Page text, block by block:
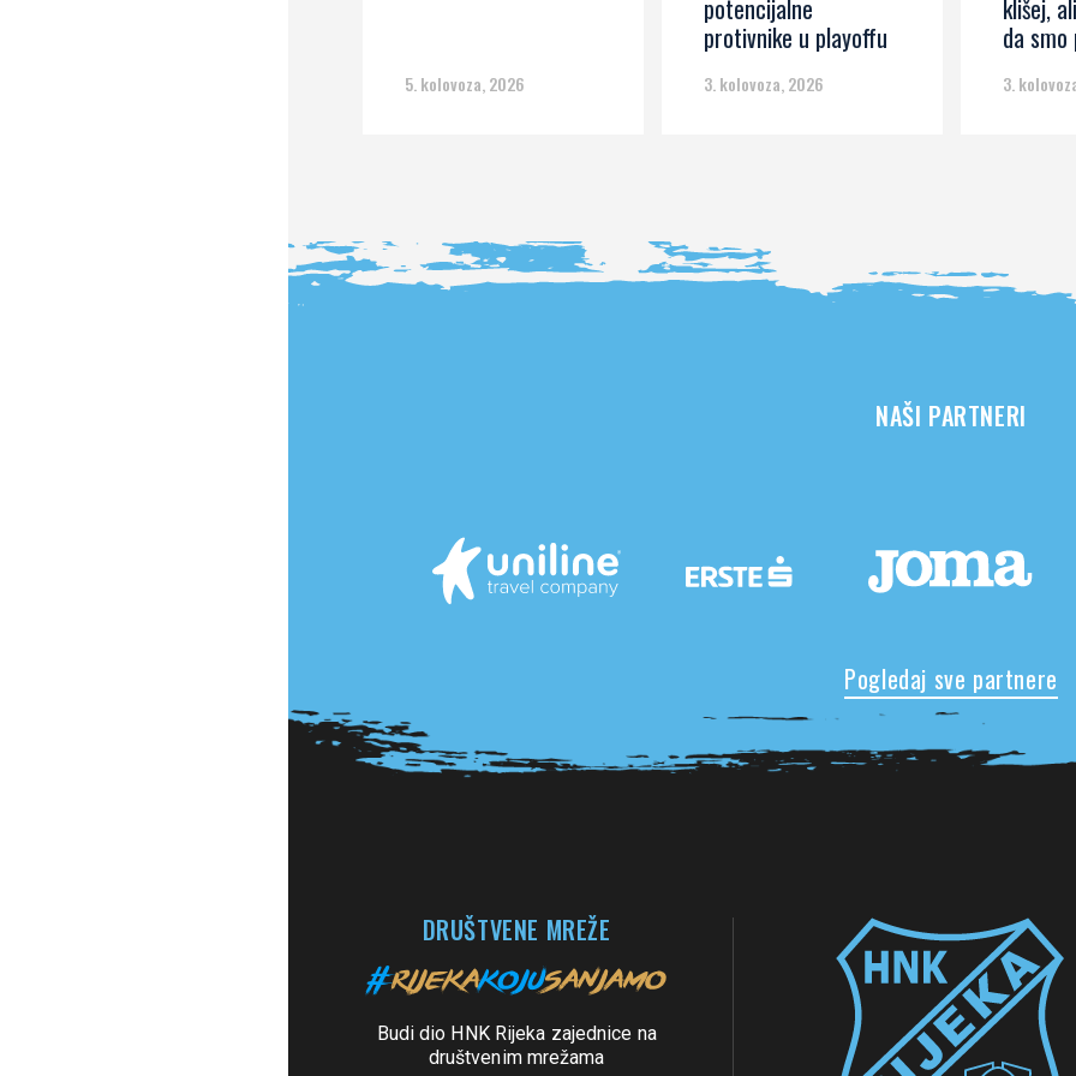
5. kolovoza, 2026
potencijalne
protivnike u playoffu
3. kolovoza, 2026
klišej,
da
3.
NAŠI PARTNERI
Pogledaj sve partnere
DRUŠTVENE MREŽE
Budi dio HNK Rijeka zajednice na
društvenim mrežama